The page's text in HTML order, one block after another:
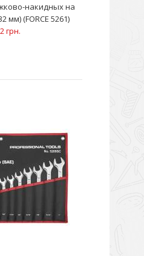
13; 14; 15; 16; 17; 18;
накидных на
мм) (FORCE 5261)
грн.